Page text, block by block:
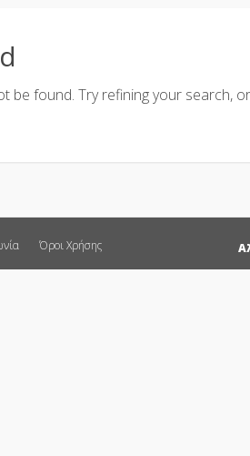
be found. Try refining your search,
Όροι Χρήσης